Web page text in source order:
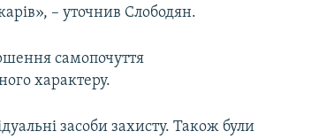
– уточнив Слободян.
самопочуття
характеру.
засоби захисту. Також були